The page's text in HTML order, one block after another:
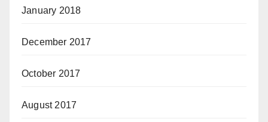
January 2018
December 2017
October 2017
August 2017